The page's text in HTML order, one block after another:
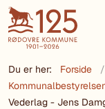
Du er her: Forside
Vederlag - Jens